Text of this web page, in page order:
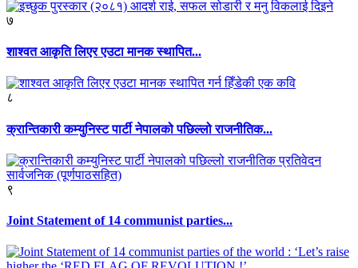
७
शाश्वत आकृति लिएर एउटा मानक स्थापित...
८
क्रान्तिकारी कम्युनिस्ट पार्टी नेपालको पछिल्लो राजनीतिक...
९
Joint Statement of 14 communist parties...